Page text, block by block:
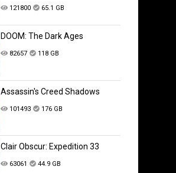
121800 65.1 GB
DOOM: The Dark Ages
82657 118 GB
Assassin's Creed Shadows
101493 176 GB
Clair Obscur: Expedition 33
63061 44.9 GB